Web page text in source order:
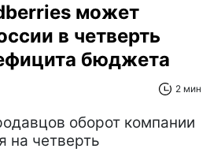
может
в четверть
бюджета
2 мин
оборот компании
на четверть